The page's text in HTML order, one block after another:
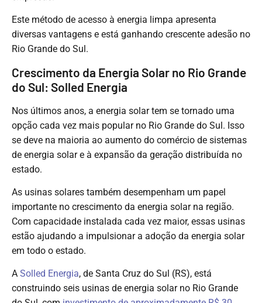
Este método de acesso à energia limpa apresenta
diversas vantagens e está ganhando crescente adesão no
Rio Grande do Sul.
Crescimento da Energia Solar no Rio Grande
do Sul: Solled Energia
Nos últimos anos, a energia solar tem se tornado uma
opção cada vez mais popular no Rio Grande do Sul. Isso
se deve na maioria ao aumento do comércio de sistemas
de energia solar e à expansão da geração distribuída no
estado.
As usinas solares também desempenham um papel
importante no crescimento da energia solar na região.
Com capacidade instalada cada vez maior, essas usinas
estão ajudando a impulsionar a adoção da energia solar
em todo o estado.
A Solled Energia, de Santa Cruz do Sul (RS), está
construindo seis usinas de energia solar no Rio Grande